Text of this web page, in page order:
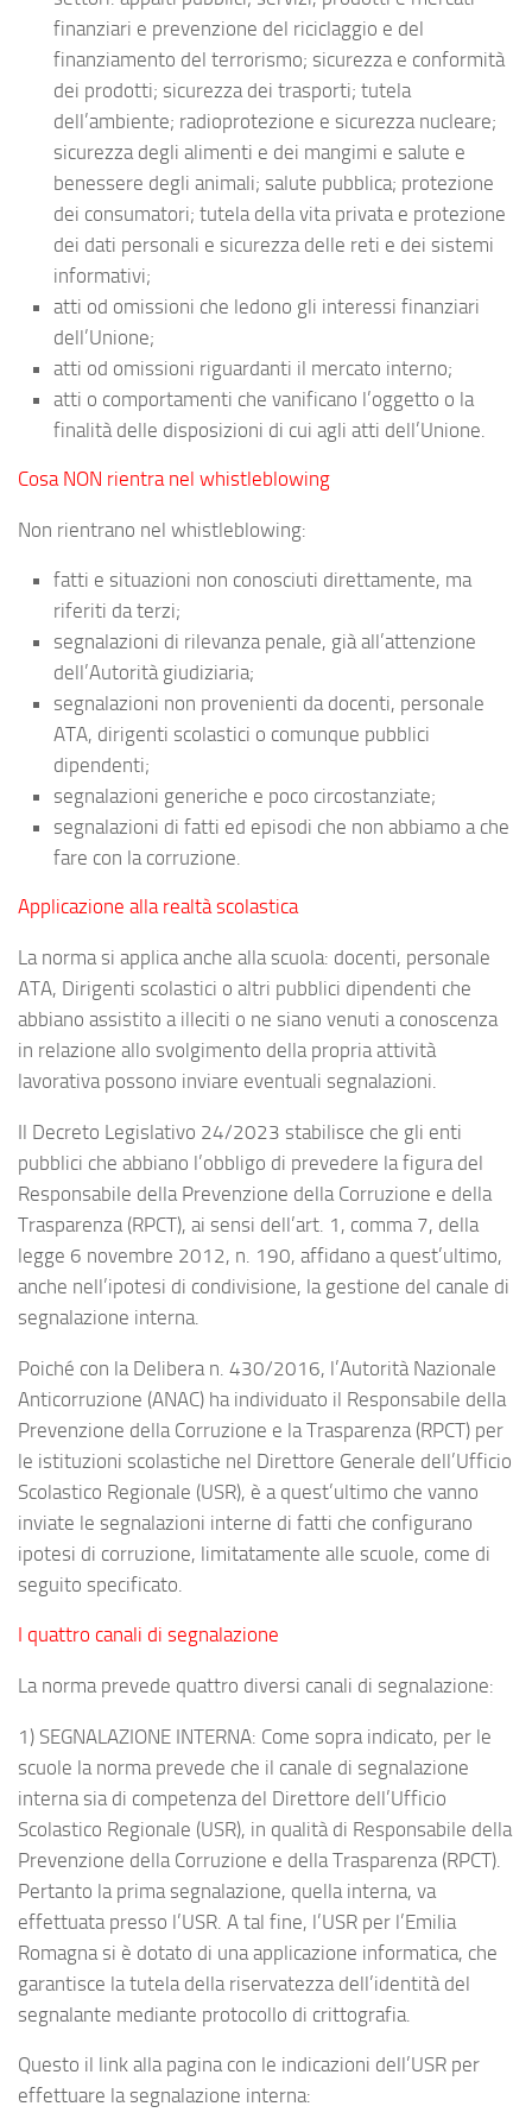
finanziari e prevenzione del riciclaggio e del
finanziamento del terrorismo; sicurezza e conformità
dei prodotti; sicurezza dei trasporti; tutela
dell’ambiente; radioprotezione e sicurezza nucleare;
sicurezza degli alimenti e dei mangimi e salute e
benessere degli animali; salute pubblica; protezione
dei consumatori; tutela della vita privata e protezione
dei dati personali e sicurezza delle reti e dei sistemi
informativi;
atti od omissioni che ledono gli interessi finanziari
dell’Unione;
atti od omissioni riguardanti il mercato interno;
atti o comportamenti che vanificano l’oggetto o la
finalità delle disposizioni di cui agli atti dell’Unione.
Cosa NON rientra nel whistleblowing
Non rientrano nel whistleblowing:
fatti e situazioni non conosciuti direttamente, ma
riferiti da terzi;
segnalazioni di rilevanza penale, già all’attenzione
dell’Autorità giudiziaria;
segnalazioni non provenienti da docenti, personale
ATA, dirigenti scolastici o comunque pubblici
dipendenti;
segnalazioni generiche e poco circostanziate;
segnalazioni di fatti ed episodi che non abbiamo a che
fare con la corruzione.
Applicazione alla realtà scolastica
La norma si applica anche alla scuola: docenti, personale
ATA, Dirigenti scolastici o altri pubblici dipendenti che
abbiano assistito a illeciti o ne siano venuti a conoscenza
in relazione allo svolgimento della propria attività
lavorativa possono inviare eventuali segnalazioni.
Il Decreto Legislativo 24/2023 stabilisce che gli enti
pubblici che abbiano l’obbligo di prevedere la figura del
Responsabile della Prevenzione della Corruzione e della
Trasparenza (RPCT), ai sensi dell’art. 1, comma 7, della
legge 6 novembre 2012, n. 190, affidano a quest’ultimo,
anche nell’ipotesi di condivisione, la gestione del canale di
segnalazione interna.
Poiché con la Delibera n. 430/2016, l’Autorità Nazionale
Anticorruzione (ANAC) ha individuato il Responsabile della
Prevenzione della Corruzione e la Trasparenza (RPCT) per
le istituzioni scolastiche nel Direttore Generale dell’Ufficio
Scolastico Regionale (USR), è a quest’ultimo che vanno
inviate le segnalazioni interne di fatti che configurano
ipotesi di corruzione, limitatamente alle scuole, come di
seguito specificato.
I quattro canali di segnalazione
La norma prevede quattro diversi canali di segnalazione:
1) SEGNALAZIONE INTERNA: Come sopra indicato, per le
scuole la norma prevede che il canale di segnalazione
interna sia di competenza del Direttore dell’Ufficio
Scolastico Regionale (USR), in qualità di Responsabile della
Prevenzione della Corruzione e della Trasparenza (RPCT).
Pertanto la prima segnalazione, quella interna, va
effettuata presso l’USR. A tal fine, l’USR per l’Emilia
Romagna si è dotato di una applicazione informatica, che
garantisce la tutela della riservatezza dell’identità del
segnalante mediante protocollo di crittografia.
Questo il link alla pagina con le indicazioni dell’USR per
effettuare la segnalazione interna: